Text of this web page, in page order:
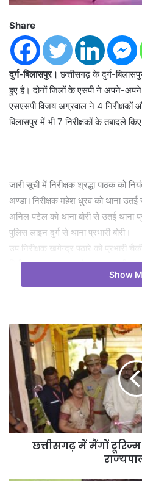
Share
दुर्ग-बिलासपुर।छत्तीसगढ़ के दुर्ग-
हुए है। दोनों जिलों के एसपी ने अपने-अपने
एसएसपी विजय अग्रवाल ने 4 निरीक्षकों
बिलासपुर में भी 7 निरीक्षकों के तबादले
जारी सूची में निरीक्षक श्रद्धा पाठक को
अण्डा।निरीक्षक महेश धु्रव को थाना उतई
अनिल पटेल को थाना बोरी से उतई थाना
पुलिस लाइन दुर्ग से थाना प्रभारी बोरी।
उप निरीक्षक खगेन्द्र पठारे को प्रभारी
निरीक्षक पारस ठाकुर को थाना प्रभारी
थाना धमधा से थाना उतई। उप निरीक्षक
बिलासपुर में भी निरीक्षकों के तबादले
लिस्ट में निरीक्षक निलेश पाण्डेय को
पुलिस अधीक्षक बिलासपुर की सम्बद्धता
निरीक्षक उमेश साहू को थाना अजाक से
निरीक्षक विजय चैधरी को थाना सकरी से
गया।
निरीक्षक राजश्री दामू को थाना कोनी से
निरीक्षक अवनीश पासवान को रक्षित
Show
छत्तीसगढ़ में मैंगों